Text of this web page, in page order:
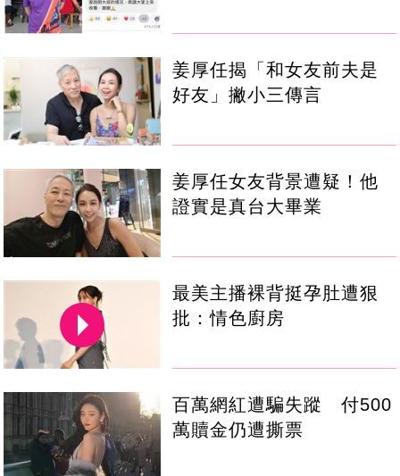
姜厚任揭「和女友前夫是
好友」撇小三傳言
姜厚任女友背景遭疑！他
證實是真台大畢業
最美主播裸背挺孕肚遭狠
批：情色廚房
百萬網紅遭騙失蹤 付500
萬贖金仍遭撕票